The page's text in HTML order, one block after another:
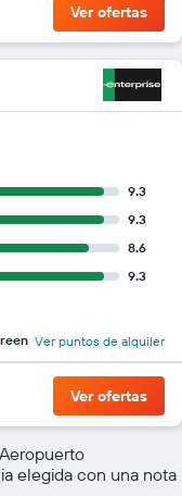
Ver ofertas
9.3
9.3
8.6
9.3
Ver puntos de alquiler
Ver ofertas
elegida con una nota